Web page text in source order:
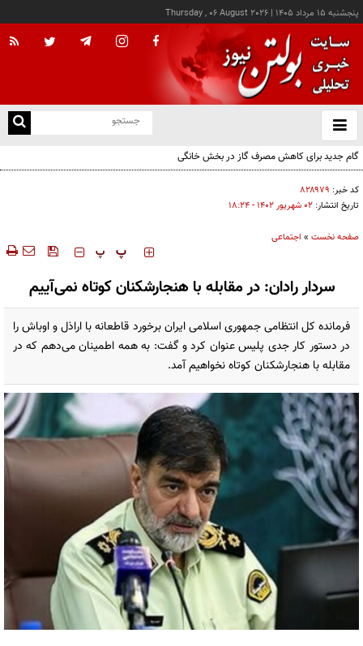
پنجشنبه ۱۵ مرداد ۱۴۰۵ |
Thursday , 06 August 2026
باز
و
گام جدید برای کاهش مصرف گاز در بخش خانگی
کد خبر: ۸۲۸۹۷۹
تاریخ انتشار: ۰۲ شهريور ۱۴۰۲ - ۱۸:۲۴
صفحه نخست » اجتماعی
‍‍‍ پ پ
سردار رادان:‌ در مقابله با هنجارشکنان کوتاه نمی‌آییم
فرمانده کل انتظامی جمهوری اسلامی ایران برخورد قاطعانه با اراذل و اوباش را
در دستور کار جدی پلیس عنوان کرد و گفت: به همه اطمینان می‌دهم که در
مقابله با هنجارشکنان کوتاه نخواهیم آمد.